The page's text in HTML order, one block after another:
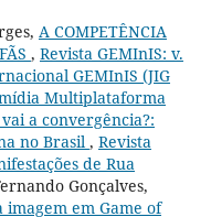
A COMPETÊNCIA
, Revista GEMInIS: v.
GEMInIS (JIG
Multiplataforma
a convergência?:
no Brasil , Revista
de Rua
Gonçalves,
imagem em Game of